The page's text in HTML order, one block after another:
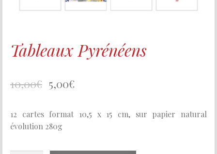
Tableaux Pyrénéens
10,00€ 5,00€
12 cartes format 10,5 x 15 cm, sur papier natural
évolution 280g